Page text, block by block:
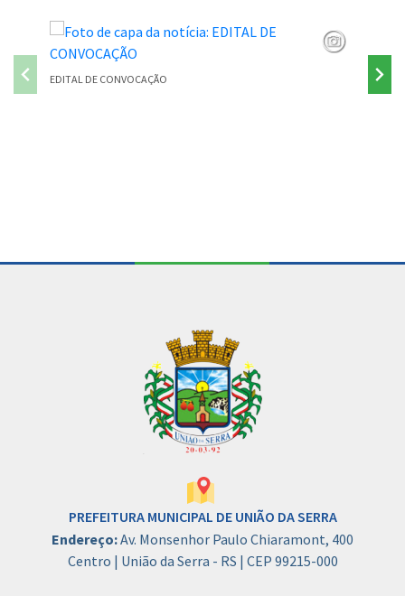
EDITAL DE CONVOCAÇÃO PONTE
PREFEITURA MUNICIPAL DE UNIÃO DA SERRA
Endereço:Av. Monsenhor Paulo Chiaramont, 400
Centro | União da Serra - RS | CEP 99215-000